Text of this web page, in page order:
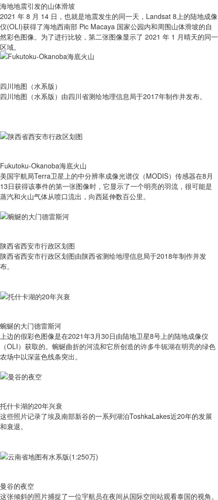
海地地震引发的山体滑坡
2021 年 8 月 14 日，也就是地震发生的同一天，Landsat 8上的陆地成像
仪(OLI)获得了海地西南部 Pic Macaya 国家公园内和周围山体滑坡的自
然彩色图像。为了进行比较，第二张图像显示了 2021 年 1 月晴天的同一
区域。
四川地图（水系版）
四川地图（水系版）由四川省测绘地理信息局于2017年制作并发布。
Fukutoku-Okanoba海底火山
美国宇航局Terra卫星上的中分辨率成像光谱仪（MODIS）传感器在8月
13日获得该事件的第一张图像时，它显示了一个明亮的羽流，很可能是
蒸汽和火山气体从喷口流出，向西延伸数百公里。
陕西省西安市行政区划图
陕西省西安市行政区划图由陕西省测绘地理信息局于2018年制作并发
布。
蜿蜒的大门德雷斯河
上边的假彩色图像是在2021年3月30日由陆地卫星8号上的陆地成像仪
（OLI）获取的。蜿蜒曲折的河流和它所创造的许多牛轭湖在明亮的绿色
农场中以深蓝色线条突出。
托什卡湖的20年兴衰
这些照片记录了埃及南部新谷的一系列湖泊ToshkaLakes近20年的发展
和衰退。
曼谷的夜空
这张倾斜的照片捕捉了一位宇航员在夜间从国际空间站观看泰国的视角。